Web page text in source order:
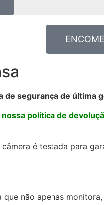
de segurança de última
nossa política de
câmera é testada para
não apenas